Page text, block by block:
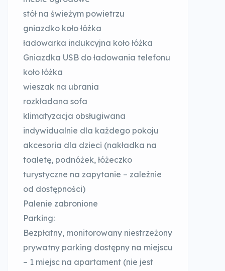
stół na świeżym powietrzu
gniazdko koło łóżka
ładowarka indukcyjna koło łóżka
Gniazdka USB do ładowania telefonu
koło łóżka
wieszak na ubrania
rozkładana sofa
klimatyzacja obsługiwana
indywidualnie dla każdego pokoju
akcesoria dla dzieci (nakładka na
toaletę, podnóżek, łóżeczko
turystyczne na zapytanie – zależnie
od dostępności)
Palenie zabronione
Parking: ​
Bezpłatny, monitorowany niestrzeżony
prywatny parking dostępny na miejscu
– 1 miejsc na apartament (nie jest